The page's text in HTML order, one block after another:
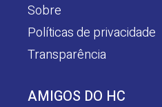
Sobre
Políticas de privacidade
Transparência
AMIGOS DO HC